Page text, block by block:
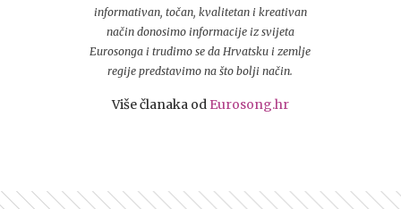
informativan, točan, kvalitetan i kreativan
način donosimo informacije iz svijeta
Eurosonga i trudimo se da Hrvatsku i zemlje
regije predstavimo na što bolji način.
Više članaka od Eurosong.hr